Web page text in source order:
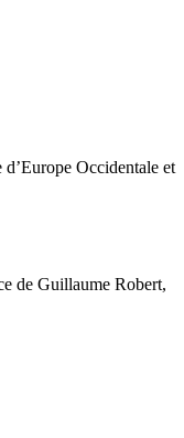
Occidentale et
de Guillaume Robert,